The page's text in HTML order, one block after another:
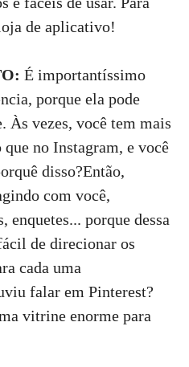
de aplicativo!
É importantíssimo
porque ela pode
Às vezes, você tem mais
que no Instagram, e você
disso?Então,
com você,
enquetes... porque dessa
de direcionar os
cada uma
falar em Pinterest?
vitrine enorme para